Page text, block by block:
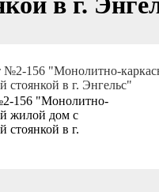
156 "Монолитно-
жилой дом с
стоянкой в г.